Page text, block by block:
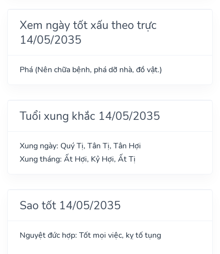
Xem ngày tốt xấu theo trực
14/05/2035
Phá (Nên chữa bệnh, phá dỡ nhà, đồ vật.)
Tuổi xung khắc 14/05/2035
Xung ngày: Quý Tị, Tân Tị, Tân Hợi
Xung tháng: Ất Hợi, Kỷ Hợi, Ất Tị
Sao tốt 14/05/2035
Nguyệt đức hợp: Tốt mọi việc, kỵ tố tụng